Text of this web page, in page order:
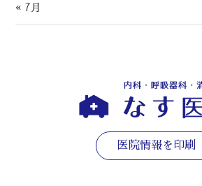
« 7月
医院情報を印刷